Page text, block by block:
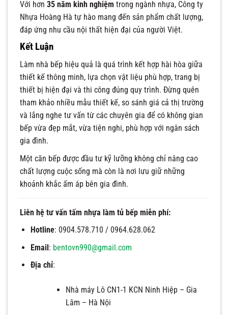
Với hơn 35 năm kinh nghiệm trong ngành nhựa, Công ty
Nhựa Hoàng Hà tự hào mang đến sản phẩm chất lượng,
đáp ứng nhu cầu nội thất hiện đại của người Việt.
Kết Luận
Làm nhà bếp hiệu quả là quá trình kết hợp hài hòa giữa
thiết kế thông minh, lựa chọn vật liệu phù hợp, trang bị
thiết bị hiện đại và thi công đúng quy trình. Đừng quên
tham khảo nhiều mẫu thiết kế, so sánh giá cả thị trường
và lắng nghe tư vấn từ các chuyên gia để có không gian
bếp vừa đẹp mắt, vừa tiện nghi, phù hợp với ngân sách
gia đình.
Một căn bếp được đầu tư kỹ lưỡng không chỉ nâng cao
chất lượng cuộc sống mà còn là nơi lưu giữ những
khoảnh khắc ấm áp bên gia đình.
Liên hệ tư vấn tấm nhựa làm tủ bếp miễn phí:
Hotline: 0904.578.710 / 0964.628.062
Email: bentovn990@gmail.com
Địa chỉ:
Nhà máy Lô CN1-1 KCN Ninh Hiệp – Gia
Lâm – Hà Nội